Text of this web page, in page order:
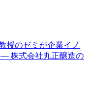
授のゼミが企業イノ
株式会社丸正醸造の